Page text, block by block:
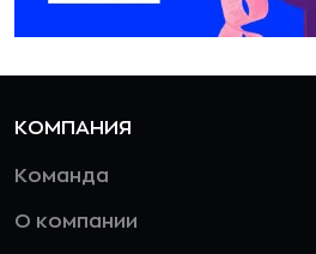
КОМПАНИЯ
Команда
О компании